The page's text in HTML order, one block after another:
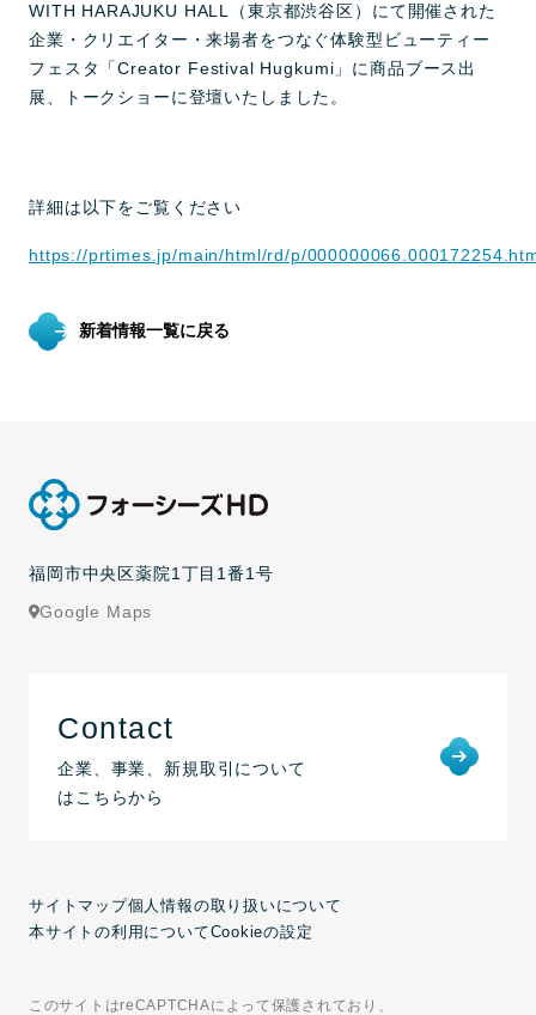
WITH HARAJUKU HALL（東京都渋谷区）にて開催された
企業・クリエイター・来場者をつなぐ体験型ビューティー
フェスタ「Creator Festival Hugkumi」に商品ブース出
展、トークショーに登壇いたしました。
詳細は以下をご覧ください
https://prtimes.jp/main/html/rd/p/
新着情報一覧に戻る
サイトマップ個人情報の取り扱いについて
本サイトの利用についてCookieの設定
福岡市中央区薬院1丁目1番1号
Google Maps
Contact
企業、事業、新規取引について
はこちらから
このサイトはreCAPTCHAによって保護されており、